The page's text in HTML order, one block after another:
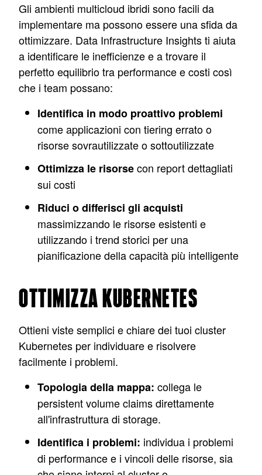
Gli ambienti multicloud ibridi sono facili da
implementare ma possono essere una sfida da
ottimizzare. Data Infrastructure Insights ti aiuta
a identificare le inefficienze e a trovare il
perfetto equilibrio tra performance e costi così
che i team possano:
Identifica in modo proattivo problemi
come applicazioni con tiering errato o
risorse sovrautilizzate o sottoutilizzate
Ottimizza le risorsecon report dettagliati
sui costi
Riduci o differisci gli acquisti
massimizzando le risorse esistenti e
utilizzando i trend storici per una
pianificazione della capacità più intelligente
OTTIMIZZA KUBERNETES
Ottieni viste semplici e chiare dei tuoi cluster
Kubernetes per individuare e risolvere
facilmente i problemi.
Topologia della mappa: collega le
persistent volume claims direttamente
all'infrastruttura di storage.
Identifica i problemi: individua i problemi
di performance e i vincoli delle risorse, sia